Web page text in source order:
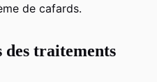
de cafards.
traitements